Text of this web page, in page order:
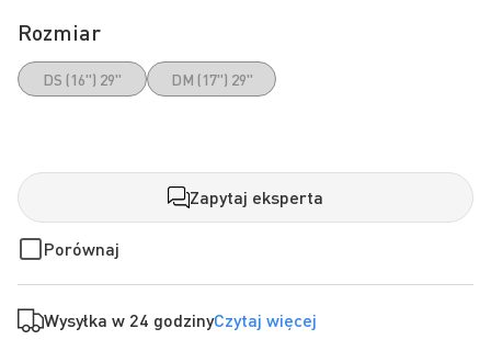
Rozmiar
DS (16") 29" DM (17") 29"
Zapytaj eksperta
Porównaj
Wysyłka w 24 godzinyCzytaj więcej